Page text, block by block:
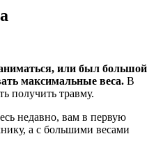
или был большой
максимальные веса. В
получить травму.
недавно, вам в первую
а с большими весами